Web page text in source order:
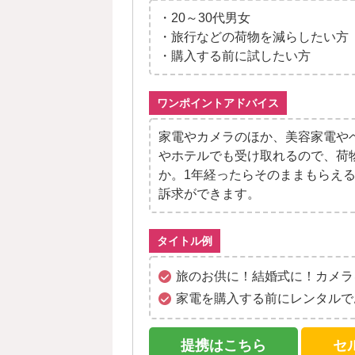
・20～30代男女
・旅行などの荷物を減らしたい方
・購入する前に試したい方
ワンポイントアドバイス
家電やカメラのほか、美容家電
やホテルでも受け取れるので、
か。1年経ったらそのままもらえ
訴求ができます。
タイトル例
旅のお供に！結婚式に！カメ
家電を購入する前にレンタル
提携はこちら セ